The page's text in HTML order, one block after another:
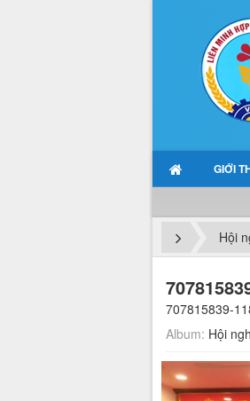
GIỚI
Hội
707815839-
Album: Hội